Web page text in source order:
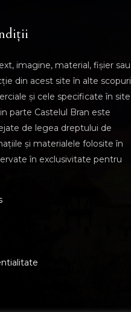
imagine, material, fișier sau
din acest site în alte scopuri
și cele specificate în site
parte Castelul Bran este
de legea dreptului de
și materialele folosite în
în exclusivitate pentru